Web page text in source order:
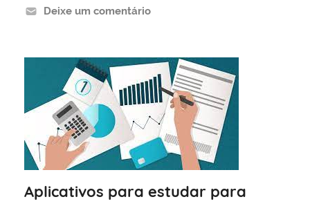
Deixe um comentário
Aplicativos para estudar para